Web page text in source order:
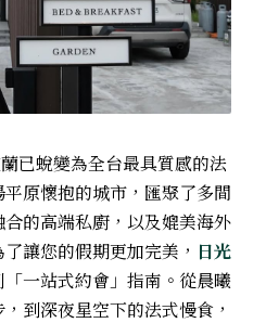
已蛻變為全台最具質感的法
原懷抱的城市，匯聚了多間
的高端私廚，以及媲美海外
讓您的假期更加完美， 日光
「一站式約會」指南。從晨曦
到深夜星空下的法式慢食，